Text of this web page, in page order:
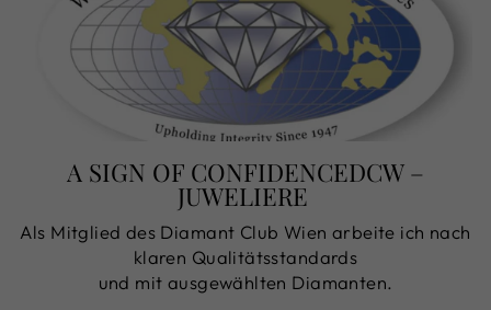
A SIGN OF CONFIDENCEDCW –
JUWELIERE
Als Mitglied des Diamant Club Wien arbeite ich nach
klaren Qualitätsstandards
und mit ausgewählten Diamanten.